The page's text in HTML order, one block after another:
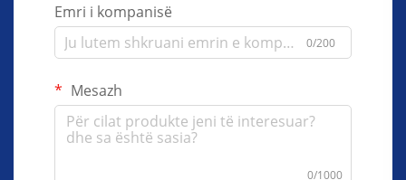
Emri i kompanisë
0/200
Mesazh
0/1000